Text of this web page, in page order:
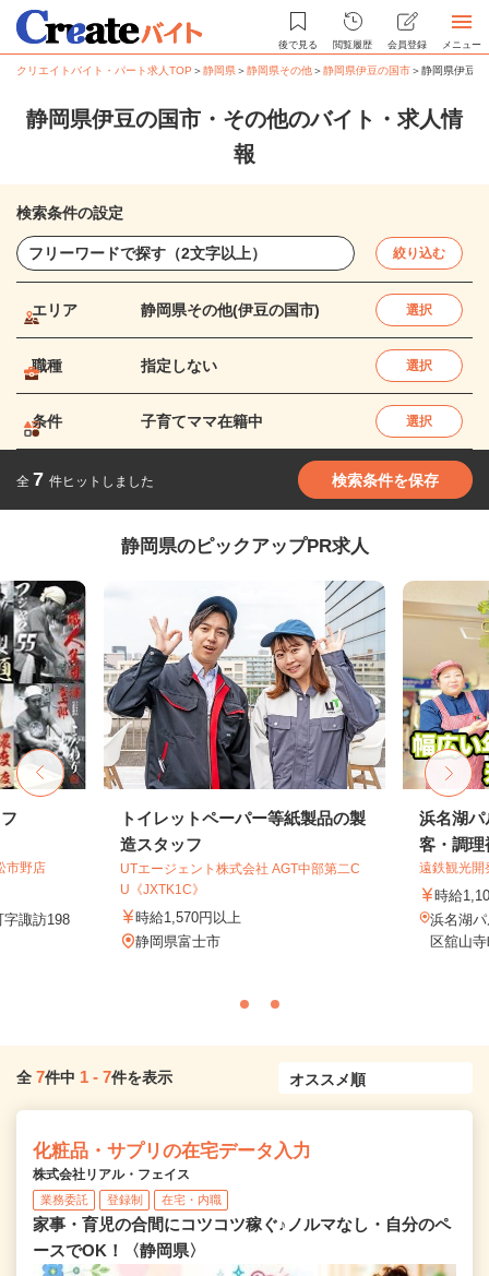
後で見る 閲覧履歴 会員登録 メニュー
クリエイトバイト・パート求人TOP ＞静岡県＞静岡県その他＞静岡県伊豆の国市＞静岡県伊豆
静岡県伊豆の国市・その他のバイト・求人情
報
検索条件の設定
絞り込む
エリア 静岡県その他(伊豆の国市) 選択
職種 指定しない 選択
条件 子育てママ在籍中 選択
全 7 件ヒットしました 検索条件を保存
静岡県のピックアップPR求人
市野店
諏訪198
トイレットペーパー等紙製品の製
造スタッフ
UTエージェント株式会社 AGT中部第二C
U《JXTK1C》
時給1,570円以上
静岡県富士市
浜名湖パ
客・調理
遠鉄観光開
時給
浜名湖
区舘山
全 7件中 1 - 7件を表示
化粧品・サプリの在宅データ入力
株式会社リアル・フェイス
業務委託 登録制 在宅・内職
家事・育児の合間にコツコツ稼ぐ♪ノルマなし・自分のペ
ースでOK！〈静岡県〉